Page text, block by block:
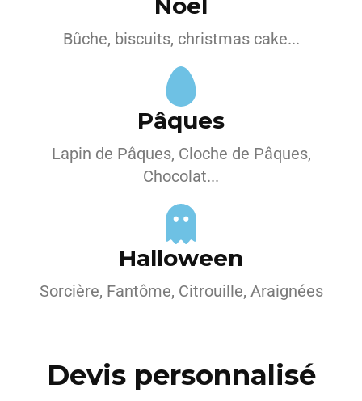
Noël
Bûche, biscuits, christmas cake...
Pâques
Lapin de Pâques, Cloche de Pâques,
Chocolat...
Halloween
Sorcière, Fantôme, Citrouille, Araignées
Devis personnalisé